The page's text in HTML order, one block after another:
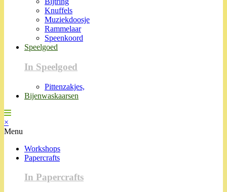
Knuffels
Muziekdoosje
Rammelaar
Speenkoord
Speelgoed
In Speelgoed
Pittenzakjes,
Bijenwaskaarsen
×
Menu
Workshops
Papercrafts
In Papercrafts